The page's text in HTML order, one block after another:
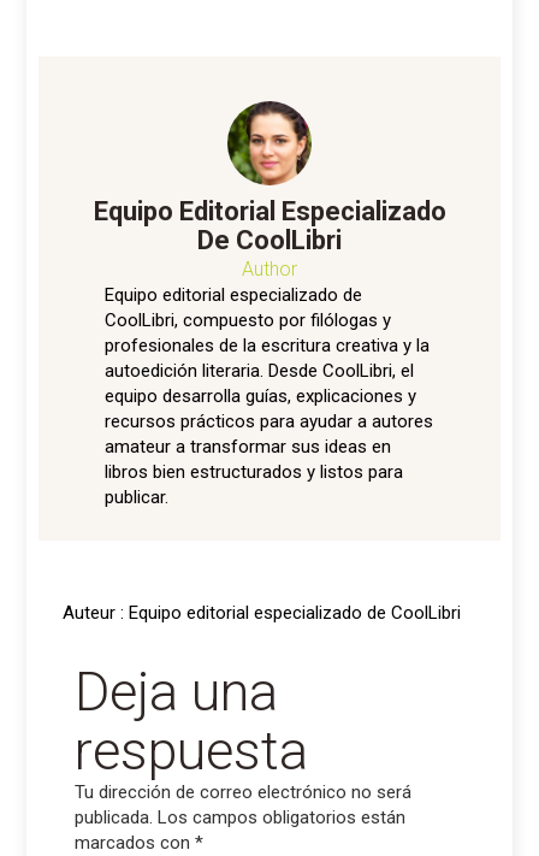
Equipo Editorial Especializado
De CoolLibri
Author
Equipo editorial especializado de
CoolLibri, compuesto por filólogas y
profesionales de la escritura creativa y la
autoedición literaria. Desde CoolLibri, el
equipo desarrolla guías, explicaciones y
recursos prácticos para ayudar a autores
amateur a transformar sus ideas en
libros bien estructurados y listos para
publicar.
Auteur : Equipo editorial especializado de CoolLibri
Deja una
respuesta
Tu dirección de correo electrónico no será
publicada. Los campos obligatorios están
marcados con*